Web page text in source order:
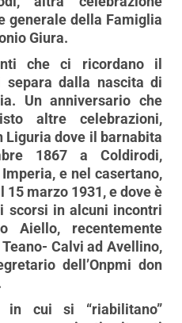
generale della Famiglia
Giura.
che ci ricordano il
dalla nascita di
Un anniversario che
altre celebrazioni,
Liguria dove il barnabita
1867 a Coldirodi,
e nel casertano,
marzo 1931, e dove è
scorsi in alcuni incontri
Aiello, recentemente
Calvi ad Avellino,
dell’Onpmi don
cui si “riabilitano”